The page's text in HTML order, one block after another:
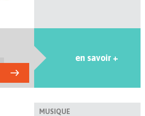
en savoir +
MUSIQUE